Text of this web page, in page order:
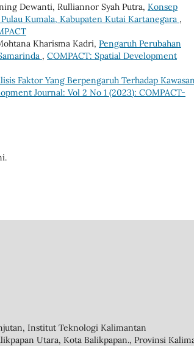
Dewanti, Rulliannor Syah Putra, Konsep
Kumala, Kabupaten Kutai Kartanegara ,
Kharisma Kadri, Pengaruh Perubahan
, COMPACT: Spatial Development
Faktor Yang Berpengaruh Terhadap Kawasan
Journal: Vol 2 No 1 (2023): COMPACT-
Institut Teknologi Kalimantan
Utara, Kota Balikpapan., Provinsi